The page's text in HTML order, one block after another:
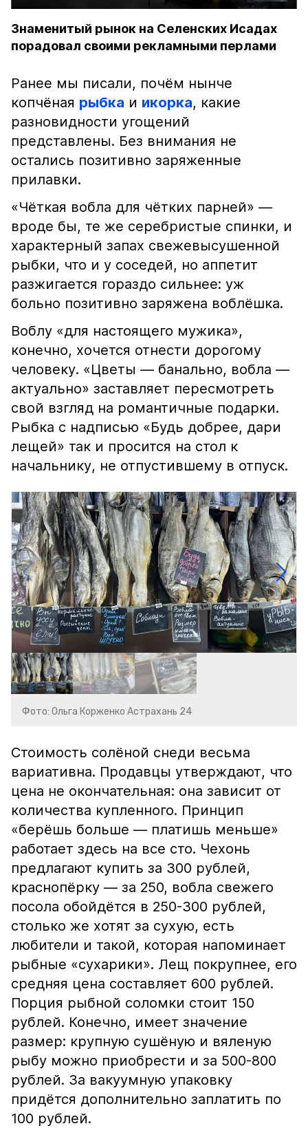
Знаменитый рынок на Селенских Исадах
порадовал своими рекламными перлами
Ранее мы писали, почём нынче
копчёная рыбка и икорка, какие
разновидности угощений
представлены. Без внимания не
остались позитивно заряженные
прилавки.
«Чёткая вобла для чётких парней» —
вроде бы, те же серебристые спинки, и
характерный запах свежевысушенной
рыбки, что и у соседей, но аппетит
разжигается гораздо сильнее: уж
больно позитивно заряжена воблёшка.
Воблу «для настоящего мужика»,
конечно, хочется отнести дорогому
человеку. «Цветы — банально, вобла —
актуально» заставляет пересмотреть
свой взгляд на романтичные подарки.
Рыбка с надписью «Будь добрее, дари
лещей» так и просится на стол к
начальнику, не отпустившему в отпуск.
Фото: Ольга Корженко Астрахань 24
Стоимость солёной снеди весьма
вариативна. Продавцы утверждают, что
цена не окончательная: она зависит от
количества купленного. Принцип
«берёшь больше — платишь меньше»
работает здесь на все сто. Чехонь
предлагают купить за 300 рублей,
краснопёрку — за 250, вобла свежего
посола обойдётся в 250-300 рублей,
столько же хотят за сухую, есть
любители и такой, которая напоминает
рыбные «сухарики». Лещ покрупнее, его
средняя цена составляет 600 рублей.
Порция рыбной соломки стоит 150
рублей. Конечно, имеет значение
размер: крупную сушёную и вяленую
рыбу можно приобрести и за 500-800
рублей. За вакуумную упаковку
придётся дополнительно заплатить по
100 рублей.